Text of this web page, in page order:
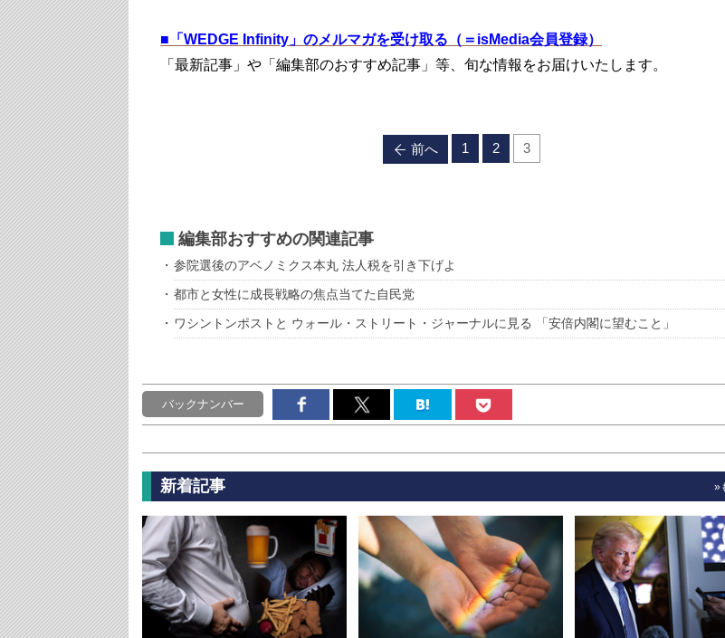
■ 「WEDGE Infinity」のメルマガを受け取る（＝isMedia会員登録）
「最新記事」や「編集部のおすすめ記事」等、旬な情報をお届けいたします。
前へ 1 2 3
編集部おすすめの関連記事
参院選後のアベノミクス本丸 法人税を引き下げよ
都市と女性に成長戦略の焦点当てた自民党
ワシントンポストと ウォール・ストリート・ジャーナルに見る 「安倍内閣に望むこと」
バックナンバー
新着記事 »